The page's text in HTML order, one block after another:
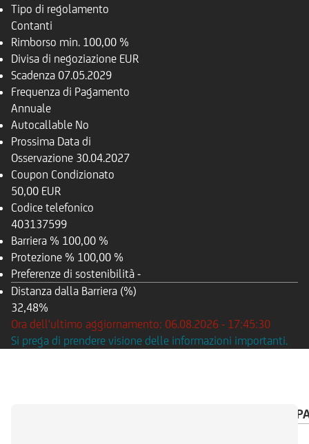
Tipo di regolamento
Contanti
Rimborso min. 100,00 %
Divisa di negoziazione EUR
Scadenza 07.05.2029
Frequenza di Pagamento
Annuale
Autocallable No
Prossima Data di
Osservazione 30.04.2027
Coupon Condizionato
50,00 EUR
Codice telefonico
403137599
Barriera % 100,00 %
Protezione % 100,00 %
Preferenze di sostenibilità -
Distanza dalla Barriera (%)
32,48%
Ora dell'ultimo aggiornamento: 06.08.2026 - 17:45:30
Si prega di prendere visione delle informazioni importanti.
CALENDARIO